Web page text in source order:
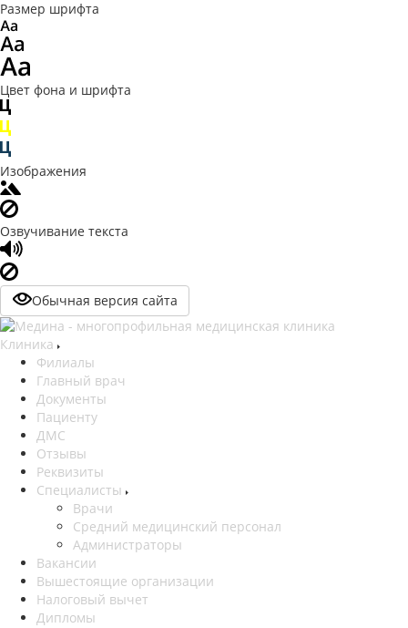
Размер шрифта
Цвет фона и шрифта
Изображения
Озвучивание текста
Обычная версия сайта
Клиника
Филиалы
Главный врач
Документы
Пациенту
ДМС
Отзывы
Реквизиты
Специалисты
Врачи
Средний медицинский персонал
Администраторы
Вакансии
Вышестоящие организации
Налоговый вычет
Дипломы